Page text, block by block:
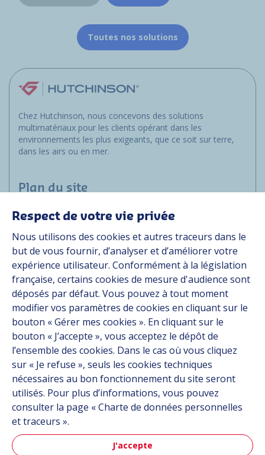
Toutes nos solutions
Chez Hutchinson, nous concevons des solutions
multimatériaux pour les clients opérant dans les
environnements les plus exigeants, que ce soit sur terre,
dans les airs ou en mer.
Plan du site
Marchés
Solutions
Ressources
À propos
Carrière
Contact
Suivez-nous
Linkedin
Instagram
Respect de votre vie privée
Nous utilisons des cookies et autres traceurs dans le
but de vous fournir, d’analyser et d’améliorer votre
expérience utilisateur. Conformément à la législation
française, certains cookies de mesure d'audience sont
déposés par défaut. Vous pouvez à tout moment
modifier vos paramètres de cookies en cliquant sur le
bouton « Gérer mes cookies ». En cliquant sur le
bouton « J’accepte », vous acceptez le dépôt de
l’ensemble des cookies. Dans le cas où vous cliquez
sur « Je refuse », seuls les cookies techniques
nécessaires au bon fonctionnement du site seront
utilisés. Pour plus d’informations, vous pouvez
consulter la page « Charte de données personnelles
et traceurs ».
J'accepte